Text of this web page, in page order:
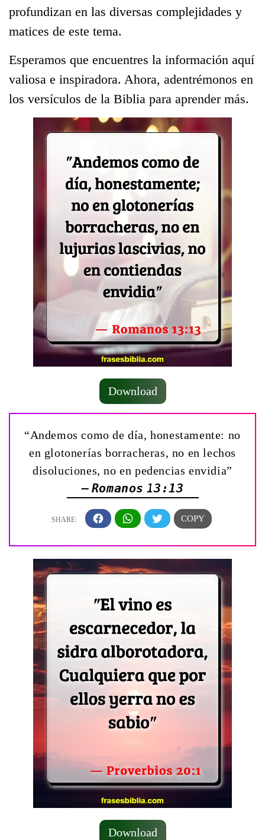
profundizan en las diversas complejidades y
matices de este tema.
Esperamos que encuentres la información aquí
valiosa e inspiradora. Ahora, adentrémonos en
los versículos de la Biblia para aprender más.
Download
“Andemos como de día, honestamente: no
en glotonerías borracheras, no en lechos
disoluciones, no en pedencias envidia”
— Romanos 13:13
Download